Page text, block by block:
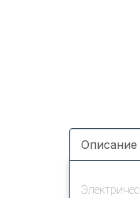
Описание